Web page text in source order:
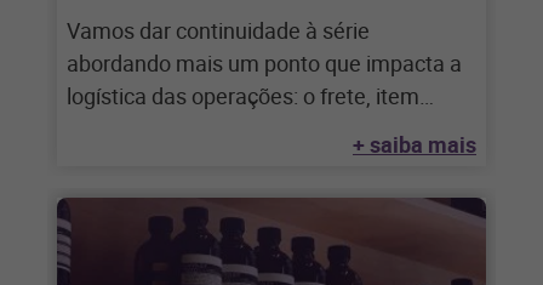
Vamos dar continuidade à série
abordando mais um ponto que impacta a
logística das operações: o frete, item
+ saiba mais